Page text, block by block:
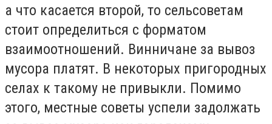
а что касается второй, то сельсоветам
стоит определиться с форматом
взаимоотношений. Винничане за вывоз
мусора платят. В некоторых пригородных
селах к такому не привыкли. Помимо
этого, местные советы успели задолжать